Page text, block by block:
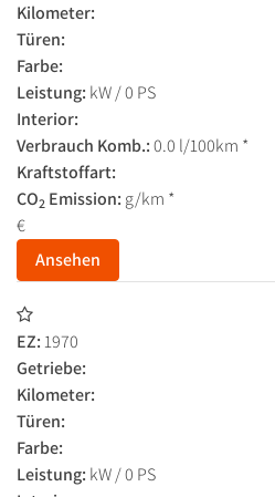
Kilometer:
Türen:
Farbe:
Leistung: kW / 0 PS
Interior:
Verbrauch Komb.:0.0 l/100km *
Kraftstoffart:
CO2 Emission: g/km *
€
Ansehen
EZ: 1970
Getriebe:
Kilometer:
Türen:
Farbe:
Leistung: kW / 0 PS